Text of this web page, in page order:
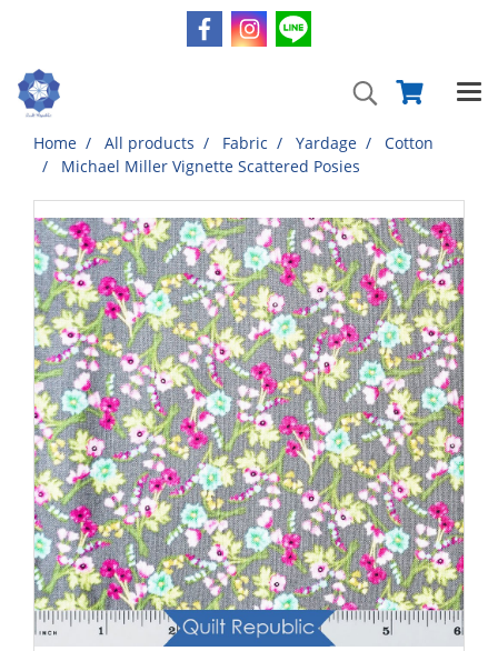
Home All products Fabric Yardage
Cotton
Michael Miller Vignette Scattered Posies